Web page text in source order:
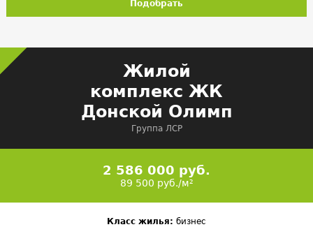
Подобрать
Жилой
комплекс ЖК
Донской Олимп
Группа ЛСР
2 586 000 руб.
89 500 руб./м²
Класс жилья: бизнес